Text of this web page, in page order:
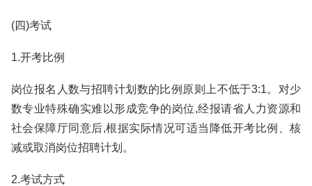
(四)考试
1.开考比例
岗位报名人数与招聘计划数的比例原则上不低于3:1。对少
数专业特殊确实难以形成竞争的岗位,经报请省人力资源和
社会保障厅同意后,根据实际情况可适当降低开考比例、核
减或取消岗位招聘计划。
2.考试方式